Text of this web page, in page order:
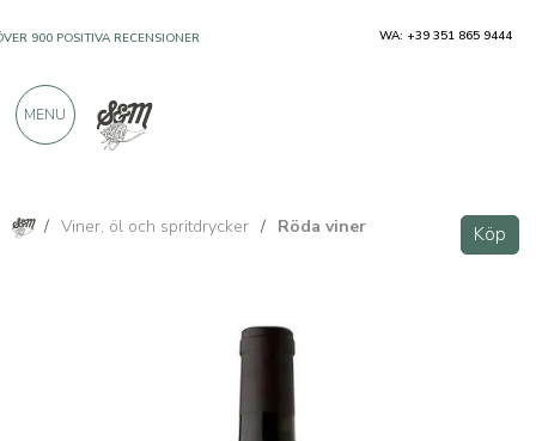
/ Viner, öl och spritdrycker / Röda viner Köp
900 POSITIVA RECENSIONER WA: +39 351 865 9444
MENU